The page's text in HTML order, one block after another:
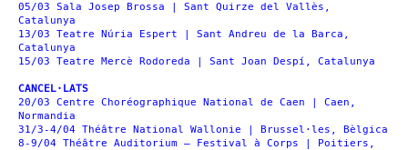
05/03 Sala Josep Brossa | Sant Quirze del Vallès,
Catalunya
13/03 Teatre Núria Espert | Sant Andreu de la Barca,
Catalunya
15/03 Teatre Mercè Rodoreda | Sant Joan Despí, Catalunya
CANCEL·LATS
20/03 Centre Choréographique National de Caen | Caen,
Normandia
31/3-4/04 Théâtre National Wallonie | Brussel·les, Bèlgica
8-9/04 Théâtre Auditorium – Festival à Corps | Poitiers,